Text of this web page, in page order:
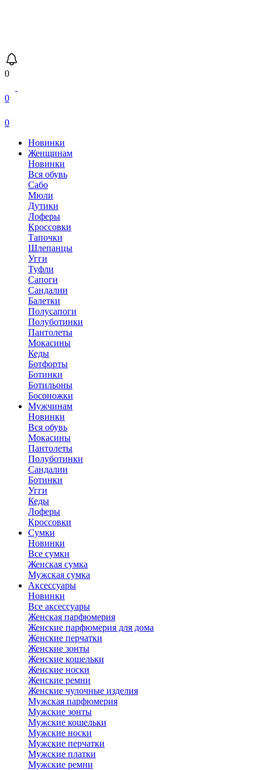
0
0
0
Новинки
Женщинам
Новинки
Вся обувь
Сабо
Мюли
Дутики
Лоферы
Кроссовки
Тапочки
Шлепанцы
Угги
Туфли
Сапоги
Сандалии
Балетки
Полусапоги
Полуботинки
Пантолеты
Мокасины
Кеды
Ботфорты
Ботинки
Ботильоны
Босоножки
Мужчинам
Новинки
Вся обувь
Мокасины
Пантолеты
Полуботинки
Сандалии
Ботинки
Угги
Кеды
Лоферы
Кроссовки
Сумки
Новинки
Все сумки
Женская сумка
Мужская сумка
Аксессуары
Новинки
Все аксессуары
Женская парфюмерия
Женские парфюмерия для дома
Женские перчатки
Женские зонты
Женские кошельки
Женские носки
Женские ремни
Женские чулочные изделия
Мужская парфюмерия
Мужские зонты
Мужские кошельки
Мужские носки
Мужские перчатки
Мужские платки
Мужские ремни